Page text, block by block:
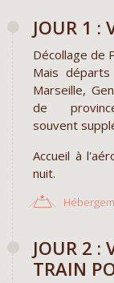
JOUR 1 :
Décollage de
Mais
Marseille,
de
souvent
Accueil à
nuit.
JOUR 2 :
TRAIN